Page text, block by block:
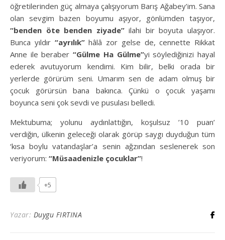
öğretilerinden güç almaya çalışıyorum Barış Ağabey’im. Sana
olan sevgim bazen boyumu aşıyor, gönlümden taşıyor,
“benden öte benden ziyade”ilahi bir boyuta ulaşıyor.
Bunca yıldır “ayrılık”hâlâ zor gelse de, cennette Rikkat
Anne ile beraber“Gülme Ha Gülme”yi söylediğinizi hayal
ederek avutuyorum kendimi. Kim bilir, belki orada bir
yerlerde görürüm seni. Umarım sen de adam olmuş bir
çocuk görürsün bana bakınca. Çünkü o çocuk yaşamı
boyunca seni çok sevdi ve pusulası belledi.
Mektubuma; yolunu aydınlattığın, koşulsuz ’10 puan’
verdiğin, ülkenin geleceği olarak görüp saygı duyduğun tüm
‘kısa boylu vatandaşlar’a senin ağzından seslenerek son
veriyorum: “Müsaadenizle çocuklar”!
+5
Yazar: Duygu FIRTINA